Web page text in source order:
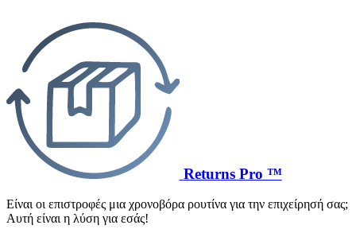
Returns Pro ™
Είναι οι επιστροφές μια χρονοβόρα ρουτίνα για την επιχείρησή σας;
Αυτή είναι η λύση για εσάς!